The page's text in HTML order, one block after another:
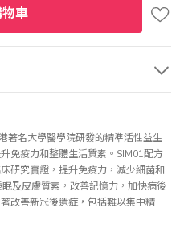
車
著名大學醫學院研發的精準活性益生
免疫力和整體生活質素。SIM01配方
研究實證，提升免疫力，減少細菌和
及皮膚質素，改善記憶力，加快病後
改善新冠後遺症，包括難以集中精